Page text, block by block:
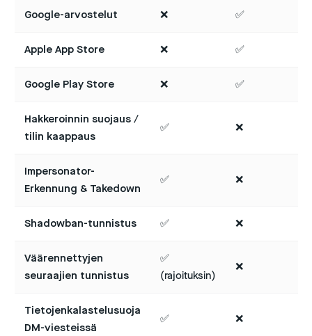
Google-arvostelut ❌ ✅
Apple App Store ❌ ✅
Google Play Store ❌ ✅
Hakkeroinnin suojaus /
tilin kaappaus
✅ ❌
Impersonator-
Erkennung & Takedown
✅ ❌
Shadowban-tunnistus ✅ ❌
Väärennettyjen
seuraajien tunnistus
✅
(rajoituksin)
❌
Tietojenkalastelusuoja
DM-viesteissä
✅ ❌